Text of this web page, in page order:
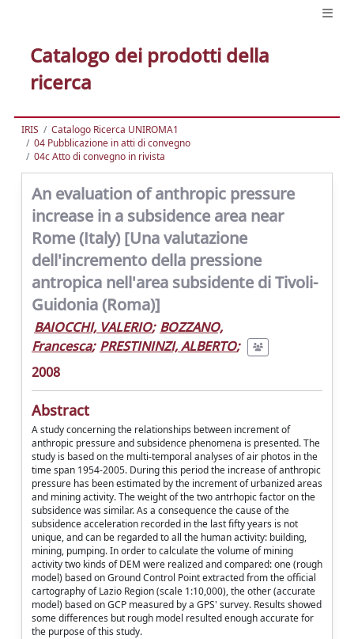
Catalogo dei prodotti della
ricerca
IRIS
Catalogo Ricerca UNIROMA1
04 Pubblicazione in atti di convegno
04c Atto di convegno in rivista
An evaluation of anthropic pressure
increase in a subsidence area near
Rome (Italy) [Una valutazione
dell'incremento della pressione
antropica nell'area subsidente di Tivoli-
Guidonia (Roma)]
BAIOCCHI, VALERIO; BOZZANO,
Francesca; PRESTININZI, ALBERTO;
2008
Abstract
A study concerning the relationships between increment of
anthropic pressure and subsidence phenomena is presented. The
study is based on the multi-temporal analyses of air photos in the
time span 1954-2005. During this period the increase of anthropic
pressure has been estimated by the increment of urbanized areas
and mining activity. The weight of the two antrhopic factor on the
subsidence was similar. As a consequence the cause of the
subsidence acceleration recorded in the last fifty years is not
unique, and can be regarded to all the human activity: building,
mining, pumping. In order to calculate the volume of mining
activity two kinds of DEM were realized and compared: one (rough
model) based on Ground Control Point extracted from the official
cartography of Lazio Region (scale 1:10,000), the other (accurate
model) based on GCP measured by a GPS' survey. Results showed
some differences but rough model resulted enough accurate for
the purpose of this study.